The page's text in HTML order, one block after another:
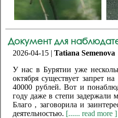
Документ для
2026-04-15 | Tatiana Semenova
У нас в Бурятии уже
октября существует запрет
40000 рублей. Вот и
году даже в степи задержали
Благо , заговорила и
деятельностью. [...... read more ]